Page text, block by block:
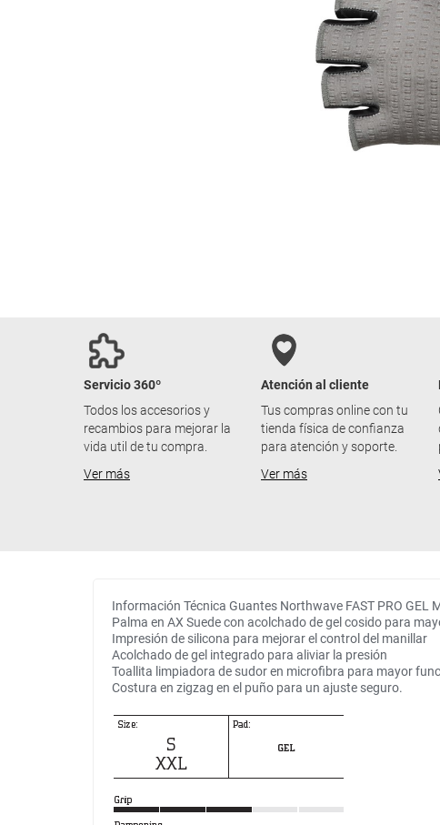
Servicio 360º
Todos los accesorios y
recambios para mejorar la
vida util de tu compra.
Ver más
Atención al cliente
Tus compras online con tu
tienda física de confianza
para atención y soporte.
Ver más
Información Técnica Guantes Northwave FAST PRO GEL
Palma en AX Suede con acolchado de gel cosido para
Impresión de silicona para mejorar el control del manillar
Acolchado de gel integrado para aliviar la presión
Toallita limpiadora de sudor en microfibra para mayor
Costura en zigzag en el puño para un ajuste seguro.